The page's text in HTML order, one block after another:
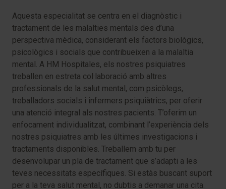
Aquesta especialitat se centra en el diagnòstic i
tractament de les malalties mentals des d’una
perspectiva mèdica, considerant els factors biològics,
psicològics i socials que contribueixen a la malaltia
mental. A HM Hospitales, els nostres psiquiatres
treballen en estreta col·laboració amb altres
professionals de la salut mental, com psicòlegs,
treballadors socials i infermers psiquiàtrics, per oferir
una atenció integral als nostres pacients. T’oferim un
enfocament individualitzat, combinant l’experiència dels
nostres psiquiatres amb les últimes investigacions i
tractaments disponibles. Treballem amb tu per
desenvolupar un pla de tractament que s’adapti a les
teves necessitats específiques. Si estàs buscant suport
per a la teva salut mental, no dubtis a demanar una cita.